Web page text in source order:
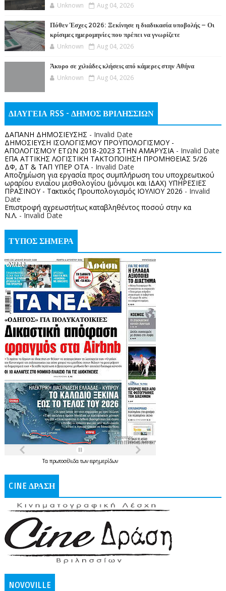
Unknown Aug 04, 2026
Πόθεν Έσχες 2026: Ξεκίνησε η διαδικασία υποβολής – Οι
κρίσιμες ημερομηνίες που πρέπει να γνωρίζετε
Unknown Aug 04, 2026
Άκυρο σε χιλιάδες κλήσεις από κάμερες στην Αθήνα
Unknown Aug 04, 2026
ΔΙΑΥΓΕΙΑ RSS - ΔΗΜΟΣ ΒΡΙΛΗΣΣΙΩΝ
ΔΑΠΑΝΗ ΔΗΜΟΣΙΕΥΣΗΣ - Invalid Date
ΔΗΜΟΣΙΕΥΣΗ ΙΣΟΛΟΓΙΣΜΟΥ ΠΡΟΫΠΟΛΟΓΙΣΜΟΥ -
ΑΠΟΛΟΓΙΣΜΟΥ ΕΤΩΝ 2018-2023 ΣΤΗΝ ΑΜΑΡΥΣΙΑ- Invalid Date
ΕΠΑ ΑΤΤΙΚΗΣ ΛΟΓΙΣΤΙΚΗ ΤΑΚΤΟΠΟΙΗΣΗ ΠΡΟΜΗΘΕΙΑΣ 5/26
ΔΦ, ΔΤ & ΤΑΠ ΥΠΕΡ ΟΤΑ- Invalid Date
Αποζημίωση για εργασία προς συμπλήρωση του υποχρεωτικού
ωραρίου ενιαίου μισθολογίου (μόνιμοι και ΙΔΑΧ) ΥΠΗΡΕΣΙΕΣ
ΠΡΑΣΙΝΟΥ - Τακτικός Προυπολογισμός ΙΟΥΛΙΟΥ 2026 - Invalid
Date
Επιστροφή αχρεωστήτως καταβληθέντος ποσoύ στην κα
Ν.Λ. - Invalid Date
ΤΥΠΟΣ ΣΗΜΕΡΑ
Τα πρωτοσέλιδατων εφημερίδων
CINE ΔΡΑΣΗ
NOVOVILLE